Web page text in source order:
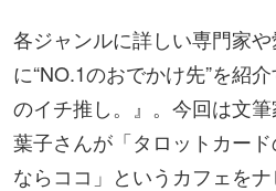
各ジャンルに詳しい専門家
に“NO.1のおでかけ先”を紹
のイチ推し。』。今回は文
葉子さんが「タロットカー
ならココ」というカフェをナ